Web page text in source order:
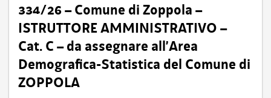
334/26 – Comune di Zoppola –
ISTRUTTORE AMMINISTRATIVO –
Cat. C – da assegnare all’Area
Demografica-Statistica del Comune di
ZOPPOLA